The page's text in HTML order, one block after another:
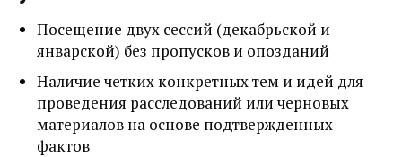
Посещение двух сессий (декабрьской и
январской) без пропусков и опозданий
Наличие четких конкретных тем и идей для
проведения расследований или черновых
материалов на основе подтвержденных
фактов